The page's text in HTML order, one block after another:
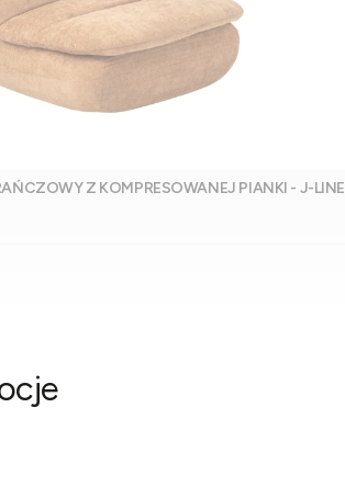
Dodaj do koszyka
Z KOMPRESOWANEJ PIANKI - J-LINE